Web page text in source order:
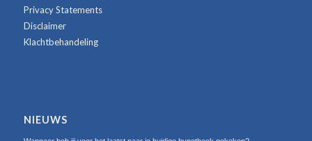
Privacy Statements
Disclaimer
Klachtbehandeling
NIEUWS